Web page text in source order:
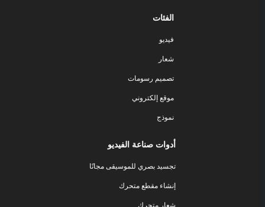
الفئات
فيديو
شعار
تصميم رسومات
موقع إلكتروني
نموذج
أدوات صناعة الفيديو
تجسيد بصري للموسيقى مجانًا
إنشاء مقطع متحرك
شعار متحرك